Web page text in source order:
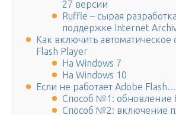
27 версии
Ruffle – сырая
поддержке Internet
Как включить
Flash Player
На Windows 7
На Windows 10
Если не работает Adobe Flash…
Способ №1: обновление
Способ №2: включение